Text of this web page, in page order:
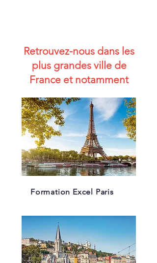
Retrouvez-nous dans les
plus grandes ville de
France et notamment
Formation Excel Paris